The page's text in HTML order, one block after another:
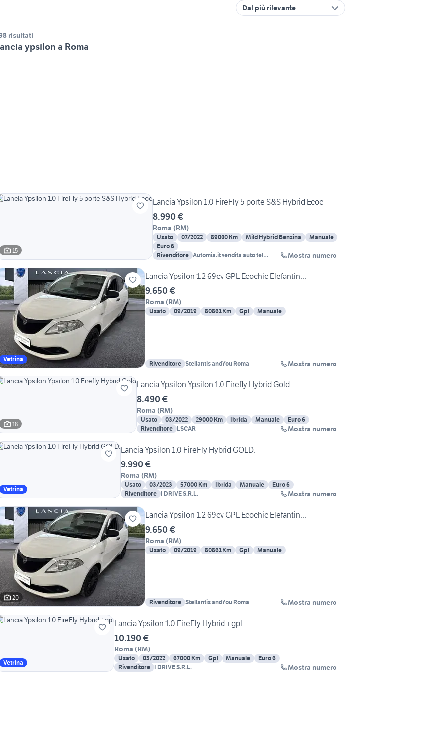
Dal più rilevante
risultati
ypsilon a Roma
15
Lancia Ypsilon 1.0 FireFly 5 porte S&S Hybrid Ecoc
8.990 €
Roma (RM)
Usato 07/2022 89000 Km Mild Hybrid Benzina
Manuale
Euro 6
Rivenditore Automia.it vendita auto tel
Mostra numero
Vetrina
Lancia Ypsilon 1.2 69cv GPL Ecochic Elefantin...
9.650 €
Roma (RM)
Usato 09/2019 80861 Km Gpl Manuale
Rivenditore Stellantis andYou Roma Mostra numero
18
Lancia Ypsilon Ypsilon 1.0 Firefly Hybrid Gold
8.490 €
Roma (RM)
Usato 03/2022 29000 Km Ibrida Manuale
Euro 6
Rivenditore LSCAR Mostra numero
Vetrina
Lancia Ypsilon 1.0 FireFly Hybrid GOLD.
9.990 €
Roma (RM)
Usato 03/2023 57000 Km Ibrida Manuale
Euro 6
Rivenditore I DRIVE S.R.L. Mostra numero
20
Lancia Ypsilon 1.2 69cv GPL Ecochic Elefantin...
9.650 €
Roma (RM)
Usato 09/2019 80861 Km Gpl Manuale
Rivenditore Stellantis andYou Roma Mostra numero
Vetrina
Lancia Ypsilon 1.0 FireFly Hybrid +gpl
10.190 €
Roma (RM)
Usato 03/2022 67000 Km Gpl Manuale
Euro 6
Rivenditore I DRIVE S.R.L. Mostra numero